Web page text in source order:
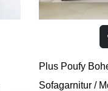
Plus Poufy
Sofagarnitur /